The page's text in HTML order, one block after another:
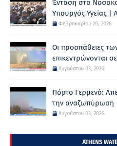
Ένταση στο
Υπουργός Υγείας |
Φεβρουαρίου 20, 2026
Οι προσπάθειες
επικεντρώνονται
Αυγούστου 03, 2026
Πόρτο Γερμενό:
την αναζωπύρωση
Αυγούστου 03, 2026
ATHENS